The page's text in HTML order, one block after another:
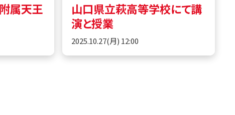
属天王
山口県立萩高等学校にて講
演と授業
2025.10.27(月) 12:00